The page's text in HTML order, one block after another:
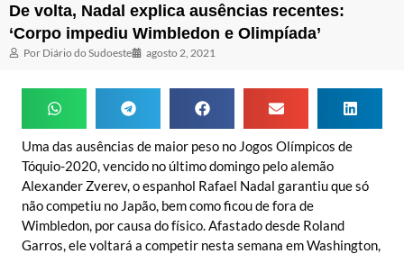
De volta, Nadal explica ausências recentes:
‘Corpo impediu Wimbledon e Olimpíada’
Por Diário do Sudoeste agosto 2, 2021
Uma das ausências de maior peso no Jogos Olímpicos de
Tóquio-2020, vencido no último domingo pelo alemão
Alexander Zverev, o espanhol Rafael Nadal garantiu que só
não competiu no Japão, bem como ficou de fora de
Wimbledon, por causa do físico. Afastado desde Roland
Garros, ele voltará a competir nesta semana em Washington,